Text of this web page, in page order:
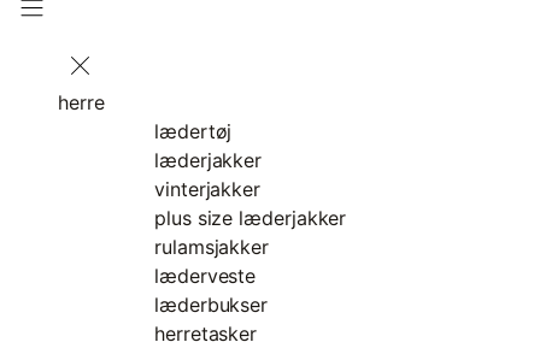
herre
lædertøj
læderjakker
vinterjakker
plus size læderjakker
rulamsjakker
læderveste
læderbukser
herretasker